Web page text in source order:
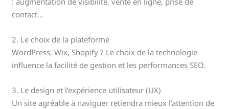
contact…
2. Le choix de la plateforme
WordPress, Wix, Shopify ? Le choix de la technologie
influence la facilité de gestion et les performances SEO.
3. Le design et l’expérience utilisateur (UX)
Un site agréable à naviguer retiendra mieux l’attention de